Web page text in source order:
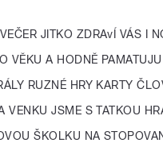
JITKO ZDRAvÍ VÁS I
VĚKU A HODNĚ
RUZNÉ HRY KARTY
VENKU JSME S TATKOU
ŠKOLKU NA